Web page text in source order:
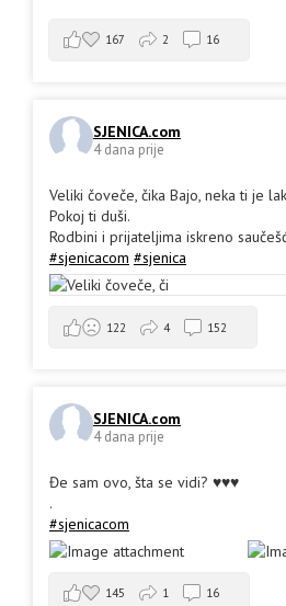
167 2 16
SJENICA.com
4 dana prije
Veliki čoveče, čika Bajo, neka ti je
Pokoj ti duši.
Rodbini i prijateljima iskreno
#sjenicacom #sjenica
122 4 152
SJENICA.com
4 dana prije
Đe sam ovo, šta se vidi? ♥️♥️♥️
.
#sjenicacom
145 1 16